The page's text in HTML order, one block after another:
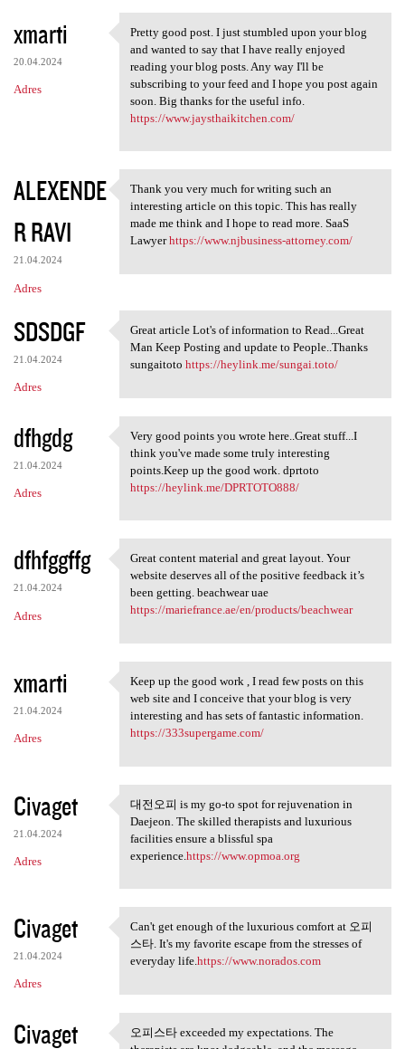
xmarti
20.04.2024
Adres
Pretty good post. I just
Pretty good post. I just stumbled upon your blog
and wanted to say that I have really enjoyed
reading your blog posts. Any way I'll be
subscribing to your feed and I hope you post again
soon. Big thanks for the useful info.
https://www.jaysthaikitchen.com/
ALEXENDE
R RAVI
21.04.2024
Adres
Thank you very much for
Thank you very much for writing such an
interesting article on this topic. This has really
made me think and I hope to read more. SaaS
Lawyerhttps://www.njbusiness-attorney.com/
SDSDGF
21.04.2024
Adres
Great article Lot's of
Great article Lot's of information to Read...Great
Man Keep Posting and update to People..Thanks
sungaitoto https://heylink.me/sungai.toto/
dfhgdg
21.04.2024
Adres
Very good points you wrote
Very good points you wrote here..Great stuff...I
think you've made some truly interesting
points.Keep up the good work. dprtoto
https://heylink.me/DPRTOTO888/
dfhfggffg
21.04.2024
Adres
Great content material and
Great content material and great layout. Your
website deserves all of the positive feedback it’s
been getting. beachwear uae
https://mariefrance.ae/en/products/beachwear
xmarti
21.04.2024
Adres
Keep up the good work , I
Keep up the good work , I read few posts on this
web site and I conceive that your blog is very
interesting and has sets of fantastic information.
https://333supergame.com/
Civaget
21.04.2024
Adres
대전오피 is my go-to spot for
대전오피 is my go-to spot for rejuvenation in
Daejeon. The skilled therapists and luxurious
facilities ensure a blissful spa
experience. https://www.opmoa.org
Civaget
21.04.2024
Adres
Can't get enough of the
Can't get enough of the luxurious comfort at 오피
스타. It's my favorite escape from the stresses of
everyday life.https://www.norados.com
Civaget
오피스타 exceeded my expectations. The